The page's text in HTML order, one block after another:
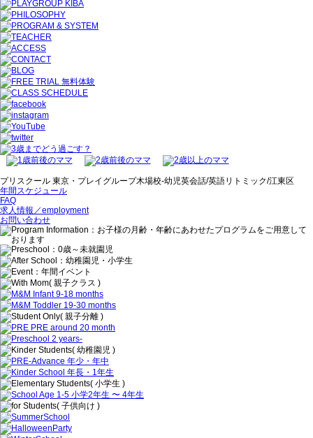
プリスクール 東京・プレイグループ木場校-幼児英会話/英語リトミック/江東区
年間スケジュール
FAQ
求人情報／employment
お問い合わせ